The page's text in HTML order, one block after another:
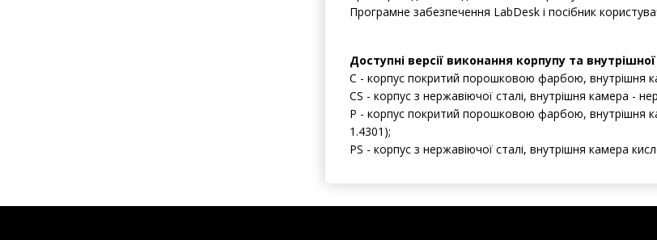
Програмне забезпечення LabDesk і посібник
Доступні версії виконання корпупу та
С - корпус покритий порошковою фарбою, внутрішня
CS - корпус з нержавіючої сталі, внутрішня камера -
P - корпус покритий порошковою фарбою, внутрішня
1.4301);
PS - корпус з нержавіючої сталі, внутрішня камера